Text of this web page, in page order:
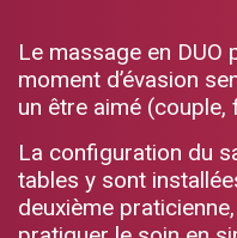
Le massage en DUO
moment d’évasion
un être aimé (couple,
La configuration du
tables y sont
deuxième